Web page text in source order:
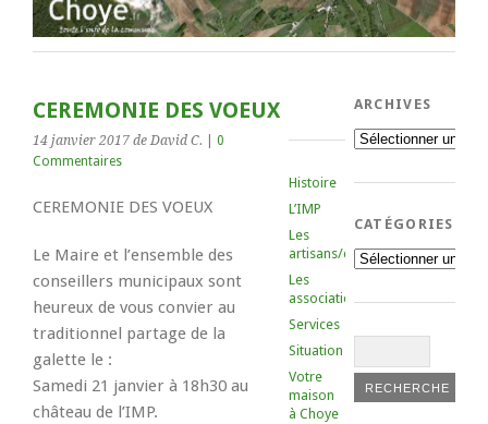
CEREMONIE DES VOEUX
14 janvier 2017 de David C.
0
Commentaires
CEREMONIE DES VOEUX
Le Maire et l’ensemble des
conseillers municipaux sont
heureux de vous convier au
traditionnel partage de la
galette le :
Samedi 21 janvier à 18h30 au
château de l’IMP.
Histoire
L’IMP
Les
artisans/commerçants
Les
associations
Services
Situation
Votre
maison
à Choye
ARCHIVES
Archives
CATÉGORIES
Catégories